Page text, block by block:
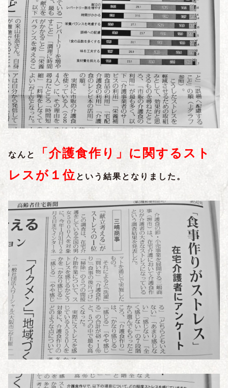
なんと
「介護食作り」に関するスト
レスが１位という結果となりました。